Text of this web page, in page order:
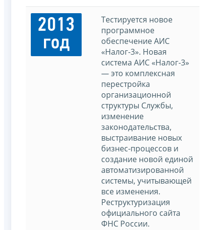
2013
год
Тестируется новое
программное
обеспечение АИС
«Налог-3». Новая
система АИС «Налог-3»
— это комплексная
перестройка
организационной
структуры Службы,
изменение
законодательства,
выстраивание новых
бизнес-процессов и
создание новой единой
автоматизированной
системы, учитывающей
все изменения.
Реструктуризация
официального сайта
ФНС России.